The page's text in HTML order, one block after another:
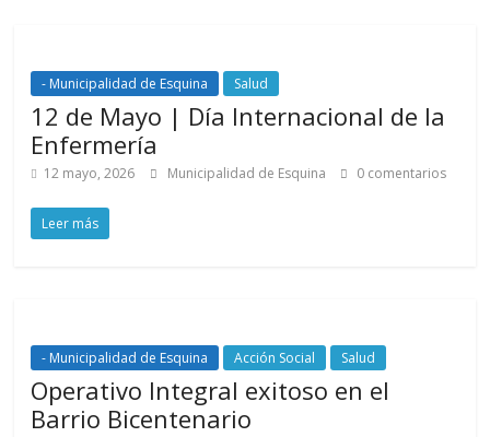
- Municipalidad de Esquina Salud
12 de Mayo | Día Internacional de la
Enfermería
12 mayo, 2026 Municipalidad de Esquina 0 comentarios
Leer más
- Municipalidad de Esquina Acción Social Salud
Operativo Integral exitoso en el
Barrio Bicentenario